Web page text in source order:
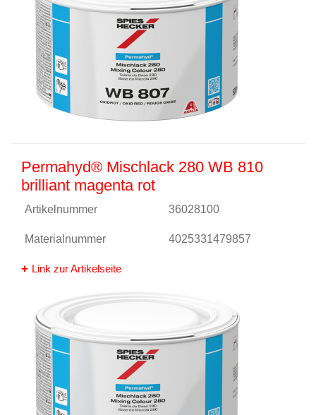
Permahyd® Mischlack 280 WB 810
brilliant magenta rot
Artikelnummer 36028100
Materialnummer 4025331479857
Link zur Artikelseite